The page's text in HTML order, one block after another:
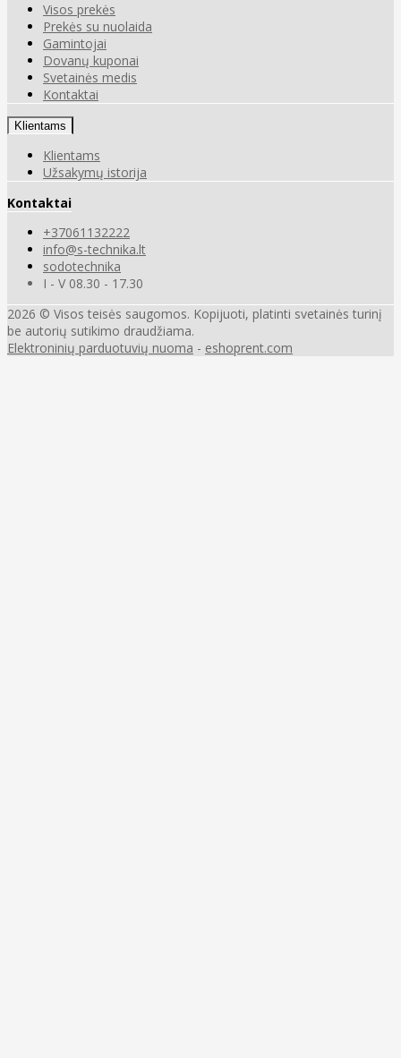
Visos prekės
Prekės su nuolaida
Gamintojai
Dovanų kuponai
Svetainės medis
Kontaktai
Klientams
Klientams
Užsakymų istorija
Kontaktai
+37061132222
info@s-technika.lt
sodotechnika
I - V 08.30 - 17.30
2026 © Visos teisės saugomos. Kopijuoti, platinti svetainės turinį
be autorių sutikimo draudžiama.
Elektroninių parduotuvių nuoma - eshoprent.com